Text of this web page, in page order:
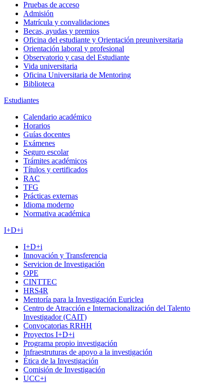
Pruebas de acceso
Admisión
Matrícula y convalidaciones
Becas, ayudas y premios
Oficina del estudiante y Orientación preuniversitaria
Orientación laboral y profesional
Observatorio y casa del Estudiante
Vida universitaria
Oficina Universitaria de Mentoring
Biblioteca
Estudiantes
Calendario académico
Horarios
Guías docentes
Exámenes
Seguro escolar
Trámites académicos
Títulos y certificados
RAC
TFG
Prácticas externas
Idioma moderno
Normativa académica
I+D+i
I+D+i
Innovación y Transferencia
Servicion de Investigación
OPE
CINTTEC
HRS4R
Mentoría para la Investigación Euriclea
Centro de Atracción e Internacionalización del Talento
Investigador (CAIT)
Convocatorias RRHH
Proyectos I+D+i
Programa propio investigación
Infraestruturas de apoyo a la investigación
Ética de la Investigación
Comisión de Investigación
UCC+i